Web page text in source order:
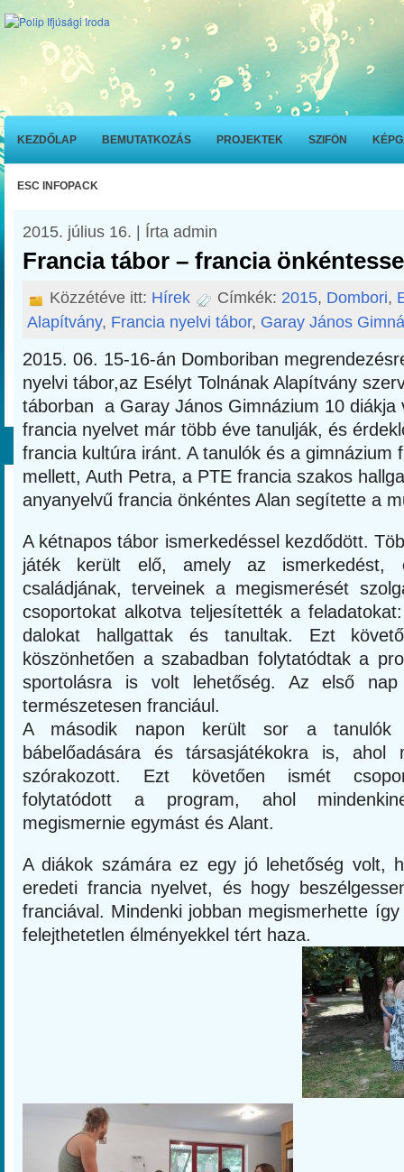
KEZDŐLAP BEMUTATKOZÁS PROJEKTEK SZIFÖN
ESC INFOPACK
2015. július 16. | Írta admin
Francia tábor – francia
Közzétéve itt: Hírek Címkék: 2015, Dombori,
Alapítvány, Francia nyelvi tábor, Garay János
2015. 06. 15-16-án Domboriban
nyelvi tábor,az Esélyt Tolnának Alapítvány
táborban a Garay János Gimnázium 10 diákja
francia nyelvet már több éve tanulják, és
francia kultúra iránt. A tanulók és a gimnázium
mellett, Auth Petra, a PTE francia szakos
anyanyelvű francia önkéntes Alan segítette a
A kétnapos tábor ismerkedéssel kezdődött.
játék került elő, amely az ismerkedést,
családjának, terveinek a megismerését
csoportokat alkotva teljesítették a
dalokat hallgattak és tanultak. Ezt
köszönhetően a szabadban folytatódtak a
sportolásra is volt lehetőség. Az első nap
természetesen franciául.
A második napon került sor a tanulók
bábelőadására és társasjátékokra is, ahol
szórakozott. Ezt követően ismét
folytatódott a program, ahol
megismernie egymást és Alant.
A diákok számára ez egy jó lehetőség volt,
eredeti francia nyelvet, és hogy
franciával. Mindenki jobban megismerhette
felejthetetlen